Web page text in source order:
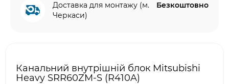
Доставка для монтажу (м.
Черкаси)
Безкоштовно
Канальний внутрішній блок Mitsubishi
Heavy SRR60ZM-S (R410A)